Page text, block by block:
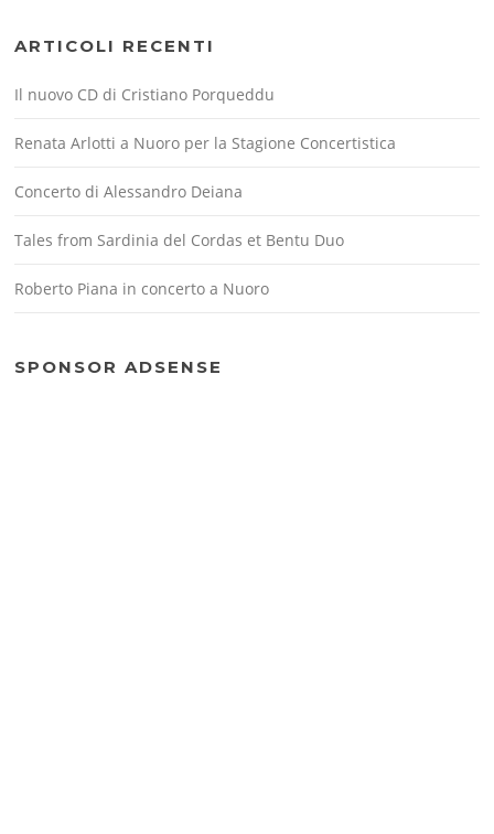
ARTICOLI RECENTI
Il nuovo CD di Cristiano Porqueddu
Renata Arlotti a Nuoro per la Stagione Concertistica
Concerto di Alessandro Deiana
Tales from Sardinia del Cordas et Bentu Duo
Roberto Piana in concerto a Nuoro
SPONSOR ADSENSE